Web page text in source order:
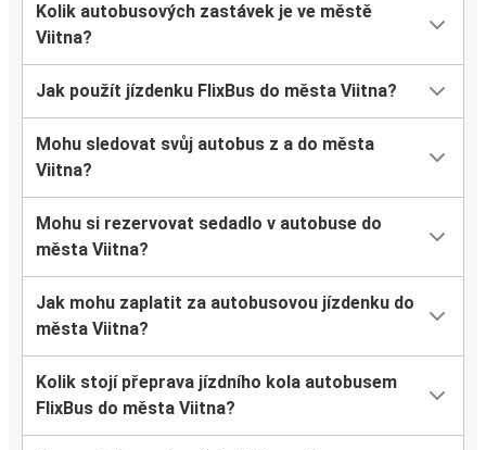
Kolik autobusových zastávek je ve městě
Viitna?
Jak použít jízdenku FlixBus do města Viitna?
Mohu sledovat svůj autobus z a do města
Viitna?
Mohu si rezervovat sedadlo v autobuse do
města Viitna?
Jak mohu zaplatit za autobusovou jízdenku do
města Viitna?
Kolik stojí přeprava jízdního kola autobusem
FlixBus do města Viitna?